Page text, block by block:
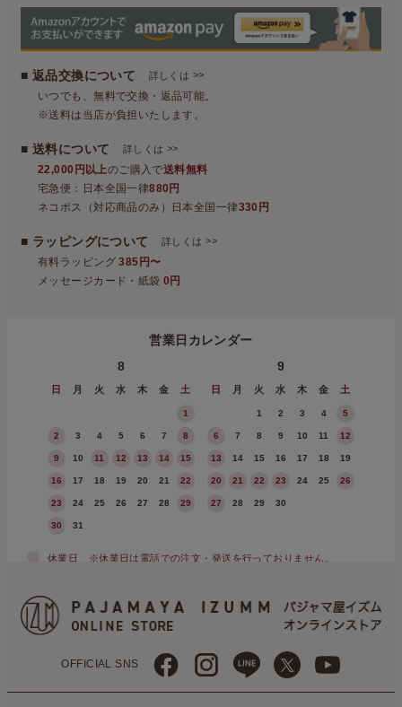
■ 返品交換について 詳しくは >>
いつでも、無料で交換・返品可能。
※送料は当店が負担いたします。
■ 送料について 詳しくは >>
22,000円以上のご購入で送料無料
宅急便：日本全国一律880円
ネコポス（対応商品のみ）日本全国一律330円
■ ラッピングについて詳しくは>>
有料ラッピング385円〜
メッセージカード・紙袋0円
営業日カレンダー
8
日 月 火 水 木 金 土
1
2 3 4 5 6 7 8
9 10 11 12 13 14 15
16 17 18 19 20 21 22
23 24 25 26 27 28 29
30 31
9
日 月 火 水 木 金 土
1 2 3 4 5
6 7 8 9 10 11 12
13 14 15 16 17 18 19
20 21 22 23 24 25 26
27 28 29 30
休業日 ※休業日は電話での注文・発送を行っておりません。
OFFICIAL SNS